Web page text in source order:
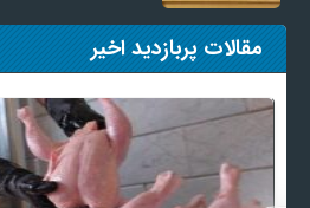
مقالات پربازدید اخیر